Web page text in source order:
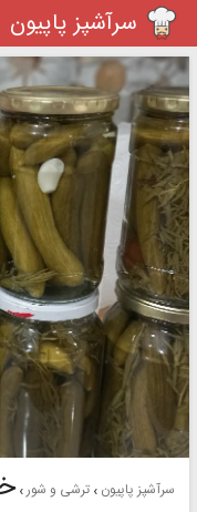
سرآشپز پاپیون
سرآشپز پاپیون ترشی و شور